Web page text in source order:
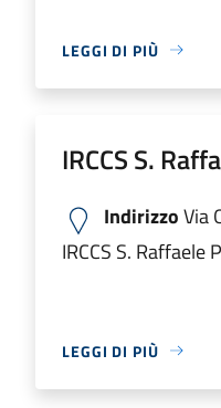
LEGGI DI PIÙ
IRCCS S.
IndirizzoVia
IRCCS S. Raffaele
LEGGI DI PIÙ